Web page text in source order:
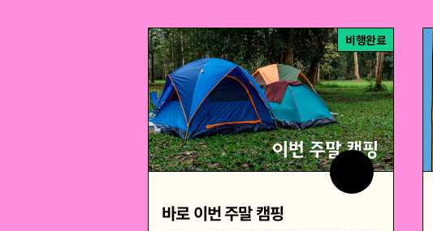
비행완료
바로 이번 주말 캠핑